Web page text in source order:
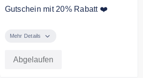
Gutschein mit 20% Rabatt ❤️
Rabatt für noch kurzfristige
Mehr Details
Abgelaufen